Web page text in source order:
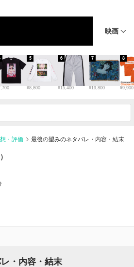
映画
¥8,800
5
¥15,400
6
¥19,800
7
¥9,900
8
・評価 最後の望みのネタバレ・内容・結末
・内容・結末